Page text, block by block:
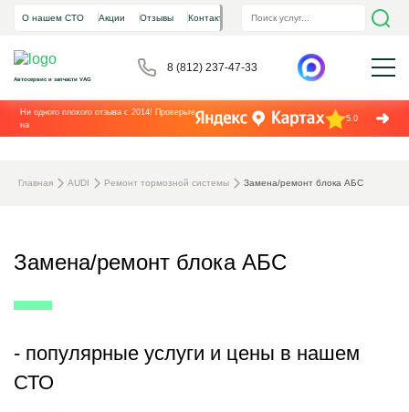
О нашем СТО Акции Отзывы Контакты
Автосервис и запчасти VAG
8 (812) 237-47-33
Ни одного плохого отзыва с 2014! Проверьте
на
5.0
Главная AUDI Ремонт тормозной системы Замена/ремонт блока АБС
Замена/ремонт блока АБС
- популярные услуги и цены в нашем
СТО